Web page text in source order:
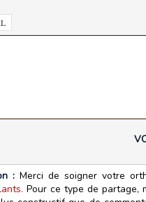
:Merci de soigner votre
Pour ce type de partage,